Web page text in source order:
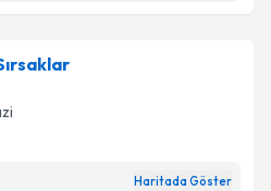
takvimi talebi oluşturun.
almanız için bir takvim
ile bilgilendireceğiz.
Haritada Göster